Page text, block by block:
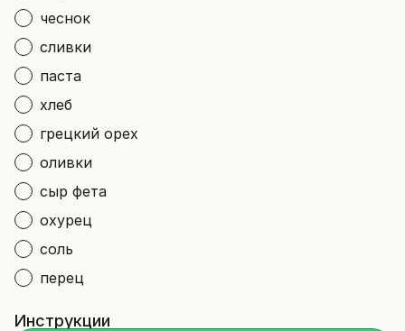
чеснок
сливки
паста
хлеб
грецкий орех
оливки
сыр фета
охурец
соль
перец
Инструкции